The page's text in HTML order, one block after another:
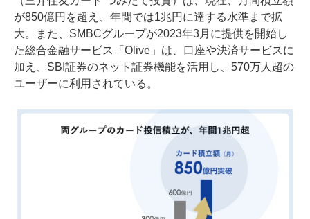
が850億円を超え、年間では1兆円に達する水準まで拡
大。また、SMBCグループが2023年3月に提供を開始し
た総合金融サービス「Olive」は、口座や決済サービスに
加え、SBI証券のネット証券機能を活用し、570万人超の
ユーザーに利用されている。